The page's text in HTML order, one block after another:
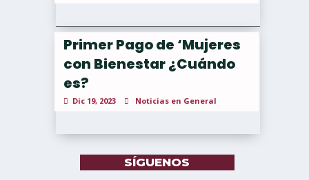
Primer Pago de ‘Mujeres
con Bienestar ¿Cuándo
es?
Dic 19, 2023 Noticias en General
SÍGUENOS